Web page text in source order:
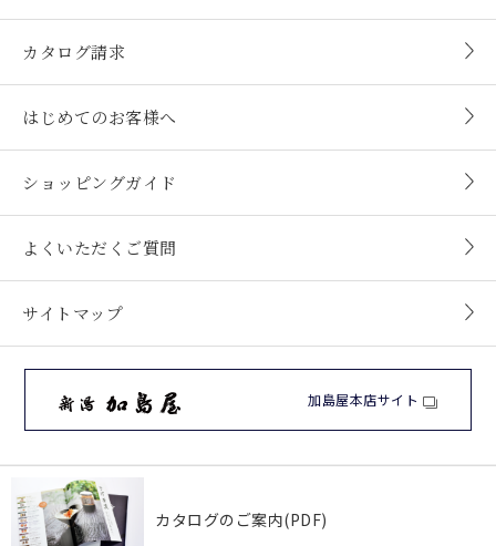
カタログ請求
はじめてのお客様へ
ショッピングガイド
よくいただくご質問
サイトマップ
加島屋本店サイト
カタログのご案内(PDF)